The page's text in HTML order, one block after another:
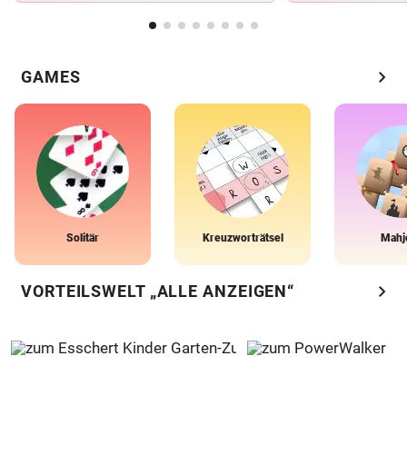
GAMES chevron_right
Solitär Kreuzworträtsel
VORTEILSWELT „ALLE ANZEIGEN“ chevron_right